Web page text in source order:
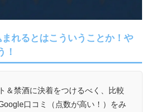
れるとはこういうことか！や
！
＆禁酒に決着をつけるべく、比較
口コミ（点数が高い！）をみ